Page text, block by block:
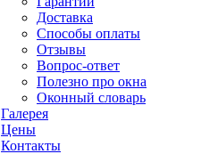
Доставка
Способы оплаты
Отзывы
Вопрос-ответ
Полезно про окна
Оконный словарь
Галерея
Цены
Контакты